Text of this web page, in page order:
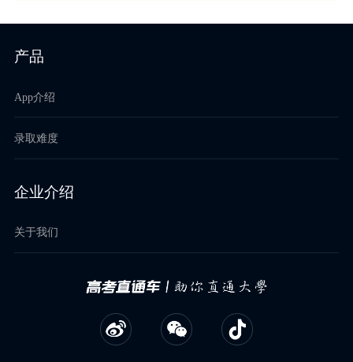
产品
App介绍
录取难度
企业介绍
关于我们